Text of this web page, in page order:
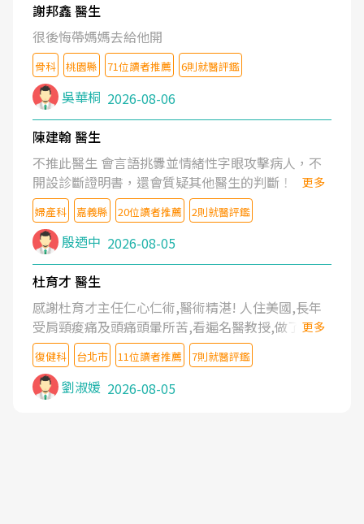
謝邦鑫 醫生
很後悔帶媽媽去給他開
骨科 桃園縣 71位讀者推薦 6則就醫評鑑
吳華桐 2026-08-06
陳建翰 醫生
不推此醫生 會言語挑釁並情緒性字眼攻擊病人，不
開設診斷證明書，還會質疑其他醫生的判斷！
更多
婦產科 嘉義縣 20位讀者推薦 2則就醫評鑑
殷迺中 2026-08-05
杜育才 醫生
感謝杜育才主任仁心仁術,醫術精湛! 人住美國,長年
受肩頸痠痛及頭痛頭暈所苦,看遍名醫教授,做了各種
檢查,也嘗試過西醫打針,中醫針灸及物理徒手治療都
沒有用,後來連吃到嗎啡類止痛藥都效果有限,只是壓
症狀,沒多久就痛起來,多年失眠嚴重影響生活品質.
台灣親友介紹忠孝醫院杜育才主任是頸頭症候群專
更多
復健科 台北市 11位讀者推薦 7則就醫評鑑
劉淑媛 2026-08-05